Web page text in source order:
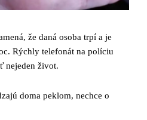
že daná osoba trpí a je
Rýchly telefonát na políciu
nejeden život.
doma peklom, nechce o